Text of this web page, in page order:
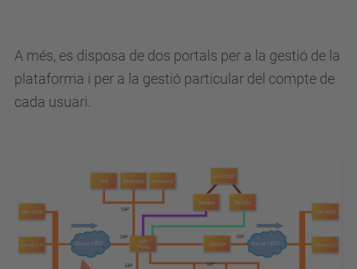
A més, es disposa de dos portals per a la gestió de la
plataforma i per a la gestió particular del compte de
cada usuari.